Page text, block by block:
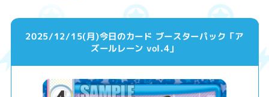
2025/12/15(月)今日のカード ブースターパック「ア
ズールレーン vol.4」